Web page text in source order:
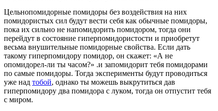
Цельнопомидорные помидоры без воздействия на них
помидористых сил будут вести себя как обычные помидоры,
пока их сильно не напомидорить помидором, тогда они
перейдут в состояние гиперпомидористости и приобретут
весьма внушительные помидорные свойства. Если дать
такому гиперпомидору помидор, он скажет: «А не
опомидорел-ли ты часом?» .и запомидорит тебя помидорами
по самые помидоры. Тогда эксперименты будут проводиться
уже над тобой, однако ты можешь выкрутиться дав
гиперпомидору два помидора с луком, тогда он отпустит тебя
с миром.